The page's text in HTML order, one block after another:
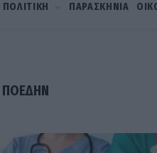
ΠΟΛΙΤΙΚΗ ΠΑΡΑΣΚΗΝΙΑ
ΠΟΕΔΗΝ